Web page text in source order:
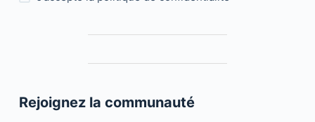
Rejoignez la communauté